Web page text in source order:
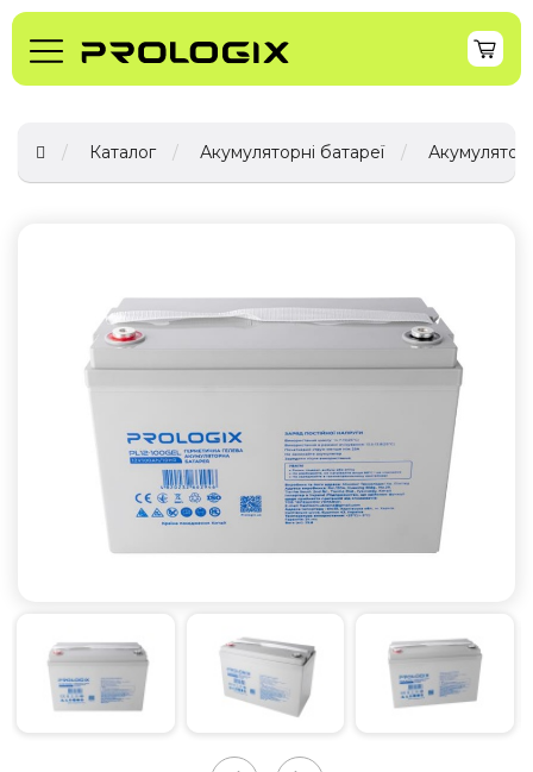
Каталог Акумуляторні батареї